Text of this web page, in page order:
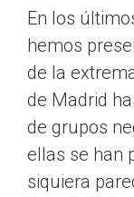
En los
hemos
de la
de Madrid
de grupos
ellas se han
siquiera